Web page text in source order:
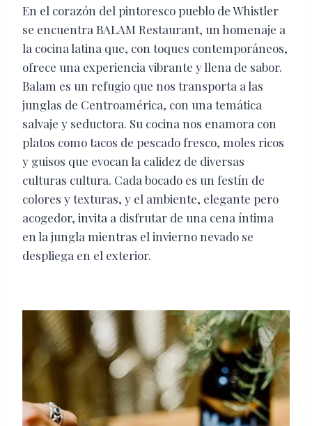
En el corazón del pintoresco pueblo de Whistler
se encuentra BALAM Restaurant, un homenaje a
la cocina latina que, con toques contemporáneos,
ofrece una experiencia vibrante y llena de sabor.
Balam es un refugio que nos transporta a las
junglas de Centroamérica, con una temática
salvaje y seductora. Su cocina nos enamora con
platos como tacos de pescado fresco, moles ricos
y guisos que evocan la calidez de diversas
culturas cultura. Cada bocado es un festín de
colores y texturas, y el ambiente, elegante pero
acogedor, invita a disfrutar de una cena íntima
en la jungla mientras el invierno nevado se
despliega en el exterior.